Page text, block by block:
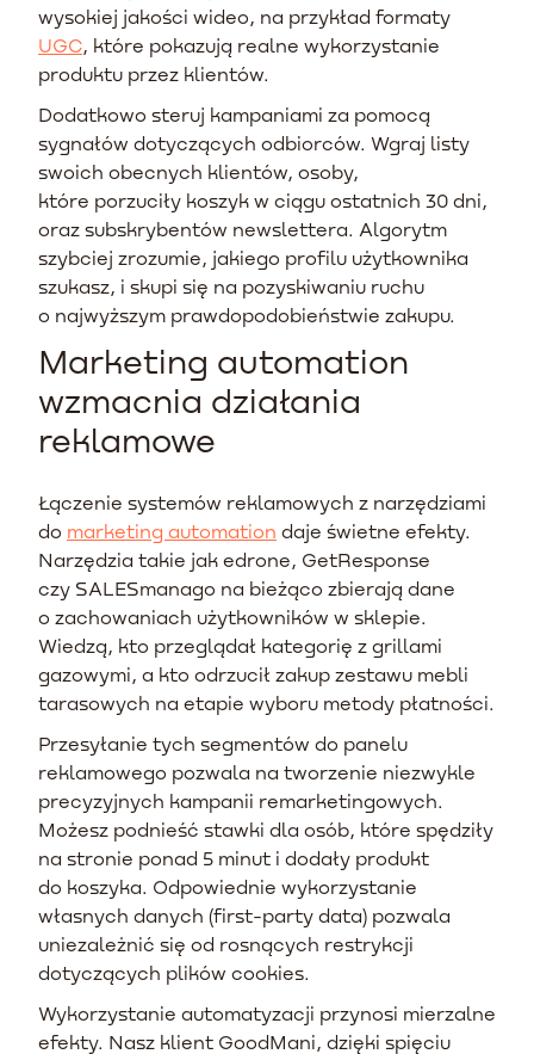
wysokiej jakości wideo, na przykład formaty
UGC , które pokazują realne wykorzystanie
produktu przez klientów.
Dodatkowo steruj kampaniami za pomocą
sygnałów dotyczących odbiorców. Wgraj listy
swoich obecnych klientów, osoby,
które porzuciły koszyk w ciągu ostatnich 30 dni,
oraz subskrybentów newslettera. Algorytm
szybciej zrozumie, jakiego profilu użytkownika
szukasz, i skupi się na pozyskiwaniu ruchu
o najwyższym prawdopodobieństwie zakupu.
Marketing automation
wzmacnia działania
reklamowe
Łączenie systemów reklamowych z narzędziami
do marketing automation daje świetne efekty.
Narzędzia takie jak edrone, GetResponse
czy SALESmanago na bieżąco zbierają dane
o zachowaniach użytkowników w sklepie.
Wiedzą, kto przeglądał kategorię z grillami
gazowymi, a kto odrzucił zakup zestawu mebli
tarasowych na etapie wyboru metody płatności.
Przesyłanie tych segmentów do panelu
reklamowego pozwala na tworzenie niezwykle
precyzyjnych kampanii remarketingowych.
Możesz podnieść stawki dla osób, które spędziły
na stronie ponad 5 minut i dodały produkt
do koszyka. Odpowiednie wykorzystanie
własnych danych (first-party data) pozwala
uniezależnić się od rosnących restrykcji
dotyczących plików cookies.
Wykorzystanie automatyzacji przynosi mierzalne
efekty. Nasz klient GoodMani, dzięki spięciu